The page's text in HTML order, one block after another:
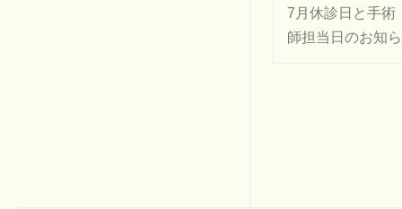
7月休診日と手術
師担当日のお知